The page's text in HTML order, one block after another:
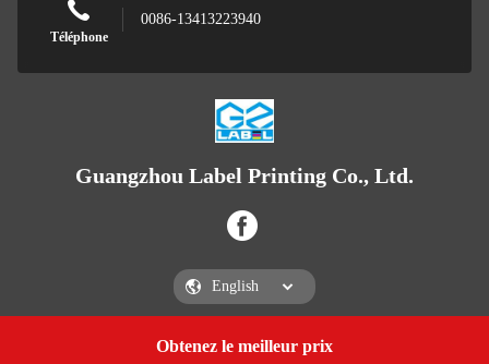
Obtenez le meilleur prix
Téléphone
0086-13413223940
Guangzhou Label Printing Co., Ltd.
Guangzhou Label Printing Co., Ltd.Get a Quote